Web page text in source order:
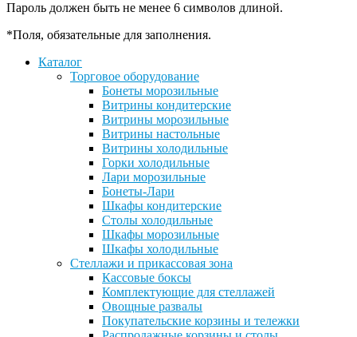
Пароль должен быть не менее 6 символов длиной.
*Поля, обязательные для заполнения.
Каталог
Торговое оборудование
Бонеты морозильные
Витрины кондитерские
Витрины морозильные
Витрины настольные
Витрины холодильные
Горки холодильные
Лари морозильные
Бонеты-Лари
Шкафы кондитерские
Столы холодильные
Шкафы морозильные
Шкафы холодильные
Стеллажи и прикассовая зона
Кассовые боксы
Комплектующие для стеллажей
Овощные развалы
Покупательские корзины и тележки